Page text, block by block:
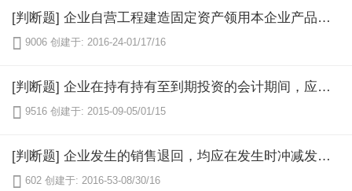
[判断题] 企业自营工程建造固定资产领用本企业产品，应当计算增值税销项税额，将其计人工程成本中。（ ）
 9006 创建于: 2016-24-01/17/16
[判断题] 企业在持有持有至到期投资的会计期间，应当按照公允价值对持有至到期投资进行计量。（ ） 对 错
 9516 创建于: 2015-09-05/01/15
[判断题] 企业发生的销售退回，均应在发生时冲减发生当期的销售商品收入，同时冲减当期销售商品成本以及税金。（ ） 对 错
 602 创建于: 2016-53-08/30/16